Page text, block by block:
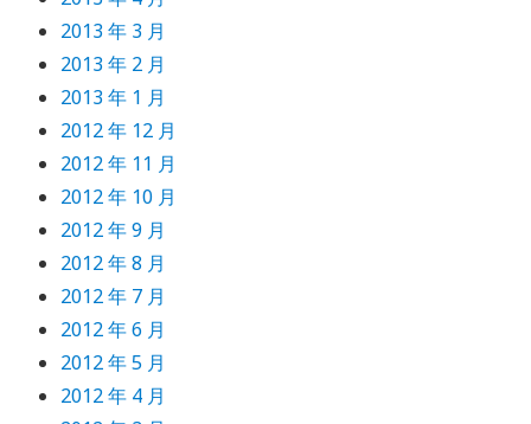
2013 年 3 月
2013 年 2 月
2013 年 1 月
2012 年 12 月
2012 年 11 月
2012 年 10 月
2012 年 9 月
2012 年 8 月
2012 年 7 月
2012 年 6 月
2012 年 5 月
2012 年 4 月